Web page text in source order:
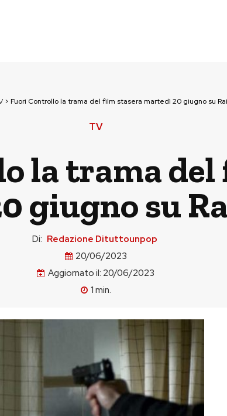
> Fuori Controllo la trama del film stasera martedì 20 giugno su
TV
la trama del
giugno su
Di: Redazione Dituttounpop
20/06/2023
Aggiornato il: 20/06/2023
1 min.